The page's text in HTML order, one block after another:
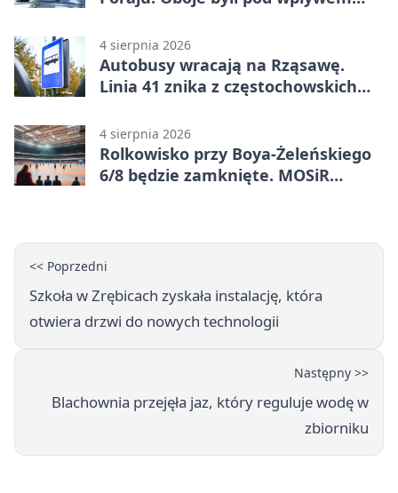
4 sierpnia 2026
Autobusy wracają na Rząsawę.
Linia 41 znika z częstochowskich
4 sierpnia 2026
Rolkowisko przy Boya-Żeleńskiego
6/8 będzie zamknięte. MOSiR
<< Poprzedni
Szkoła w Zrębicach zyskała instalację, która
otwiera drzwi do nowych technologii
Następny >>
Blachownia przejęła jaz, który reguluje wodę w
zbiorniku